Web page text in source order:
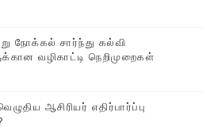
நோக்கல் சார்ந்து கல்வி
வழிகாட்டி நெறிமுறைகள்
ஆசிரியர் எதிர்பார்ப்பு